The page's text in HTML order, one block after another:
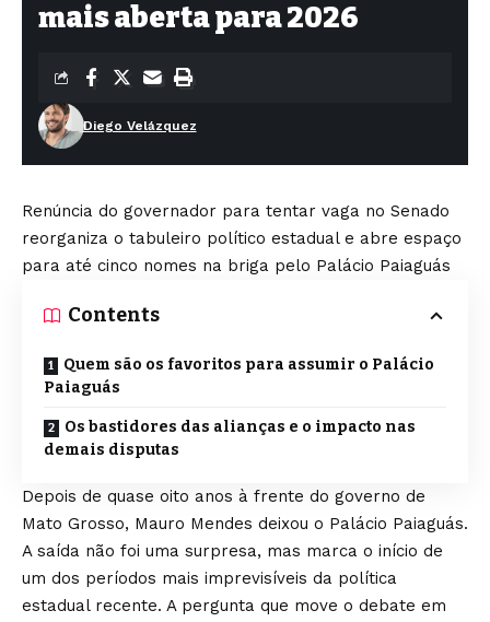
mais aberta para 2026
Diego Velázquez
Renúncia do governador para tentar vaga no Senado
reorganiza o tabuleiro político estadual e abre espaço
para até cinco nomes na briga pelo Palácio Paiaguás
Contents
Quem são os favoritos para assumir o Palácio
Paiaguás
Os bastidores das alianças e o impacto nas
demais disputas
Depois de quase oito anos à frente do governo de
Mato Grosso, Mauro Mendes deixou o Palácio Paiaguás.
A saída não foi uma surpresa, mas marca o início de
um dos períodos mais imprevisíveis da política
estadual recente. A pergunta que move o debate em